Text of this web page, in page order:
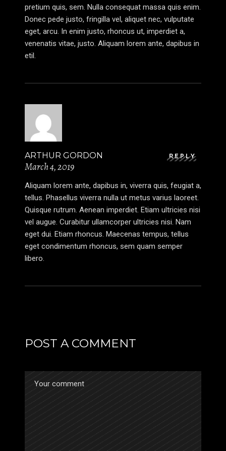
pretium quis, sem. Nulla consequat massa quis enim.
Donec pede justo, fringilla vel, aliquet nec, vulputate
eget, arcu. In enim justo, rhoncus ut, imperdiet a,
venenatis vitae, justo. Aliquam lorem ante, dapibus in
etil.
ARTHUR GORDON
March 4, 2019
REPLY
Aliquam lorem ante, dapibus in, viverra quis, feugiat a,
tellus. Phasellus viverra nulla ut metus varius laoreet.
Quisque rutrum. Aenean imperdiet. Etiam ultricies nisi
vel augue. Curabitur ullamcorper ultricies nisi. Nam
eget dui. Etiam rhoncus. Maecenas tempus, tellus
eget condimentum rhoncus, sem quam semper
libero.
POST A COMMENT